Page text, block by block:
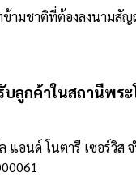
ามชาติที่ต้องลงนามสั
ลูกค้าในสถานีพระ
แอนด์ โนตารี เซอร์วิส จ